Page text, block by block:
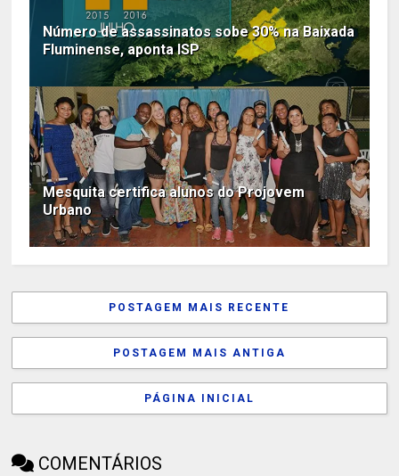
Número de assassinatos sobe 30% na Baixada
Fluminense, aponta ISP
Mesquita certifica alunos do Projovem
Urbano
POSTAGEM MAIS RECENTE
POSTAGEM MAIS ANTIGA
PÁGINA INICIAL
COMENTÁRIOS